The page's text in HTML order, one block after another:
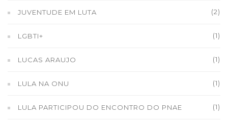
JUVENTUDE EM LUTA (2)
LGBTI+ (1)
LUCAS ARAUJO (1)
LULA NA ONU (1)
LULA PARTICIPOU DO ENCONTRO DO PNAE (1)